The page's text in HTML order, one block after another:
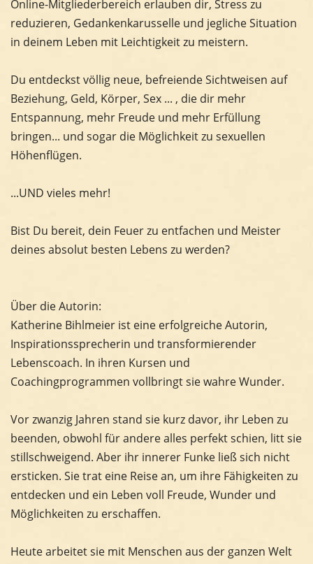
Online-Mitgliederbereich erlauben dir, Stress zu
reduzieren, Gedankenkarusselle und jegliche Situation
in deinem Leben mit Leichtigkeit zu meistern.
Du entdeckst völlig neue, befreiende Sichtweisen auf
Beziehung, Geld, Körper, Sex ... , die dir mehr
Entspannung, mehr Freude und mehr Erfüllung
bringen... und sogar die Möglichkeit zu sexuellen
Höhenflügen.
...UND vieles mehr!
Bist Du bereit, dein Feuer zu entfachen und Meister
deines absolut besten Lebens zu werden?
Über die Autorin:
Katherine Bihlmeier ist eine erfolgreiche Autorin,
Inspirationssprecherin und transformierender
Lebenscoach. In ihren Kursen und
Coachingprogrammen vollbringt sie wahre Wunder.
Vor zwanzig Jahren stand sie kurz davor, ihr Leben zu
beenden, obwohl für andere alles perfekt schien, litt sie
stillschweigend. Aber ihr innerer Funke ließ sich nicht
ersticken. Sie trat eine Reise an, um ihre Fähigkeiten zu
entdecken und ein Leben voll Freude, Wunder und
Möglichkeiten zu erschaffen.
Heute arbeitet sie mit Menschen aus der ganzen Welt